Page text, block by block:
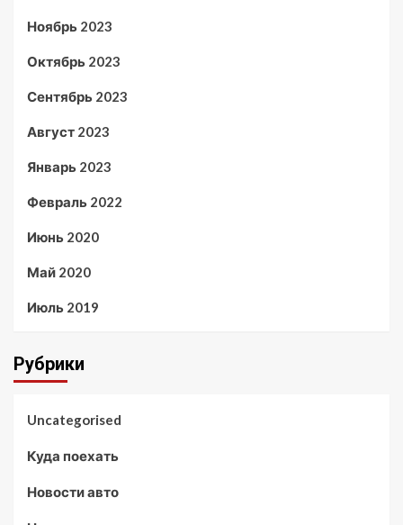
Ноябрь 2023
Октябрь 2023
Сентябрь 2023
Август 2023
Январь 2023
Февраль 2022
Июнь 2020
Май 2020
Июль 2019
Рубрики
Uncategorised
Куда поехать
Новости авто